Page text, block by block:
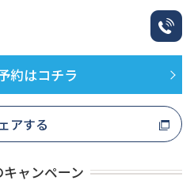
約はコチラ
アする
ャンペーン